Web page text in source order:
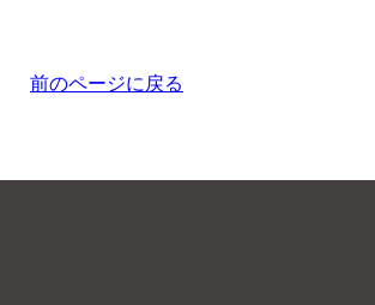
前のページに戻る